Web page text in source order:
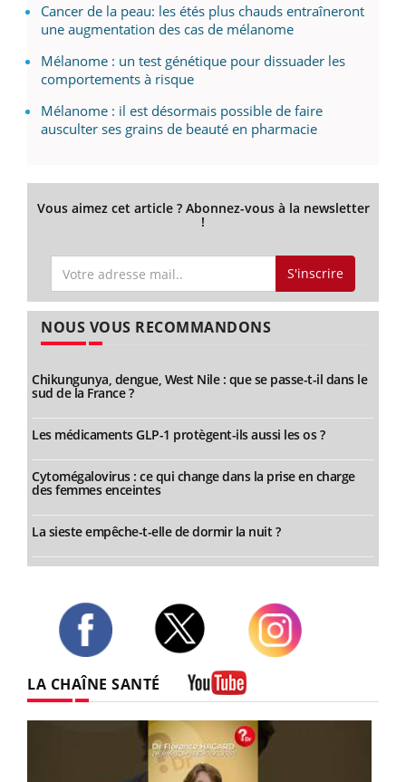
Cancer de la peau: les étés plus chauds entraîneront
une augmentation des cas de mélanome
Mélanome : un test génétique pour dissuader les
comportements à risque
Mélanome : il est désormais possible de faire
ausculter ses grains de beauté en pharmacie
Vous aimez cet article ? Abonnez-vous à la newsletter
!
S'inscrire
NOUS VOUS RECOMMANDONS
Chikungunya, dengue, West Nile : que se passe-t-il dans le
sud de la France ?
Les médicaments GLP-1 protègent-ils aussi les os ?
Cytomégalovirus : ce qui change dans la prise en charge
des femmes enceintes
La sieste empêche-t-elle de dormir la nuit ?
LA CHAÎNE SANTÉ